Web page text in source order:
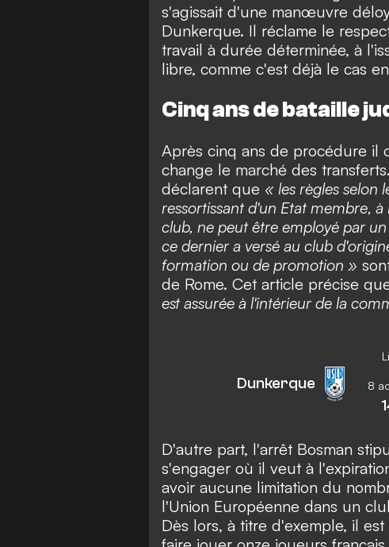
s'agissait d'une manœuvre
Dunkerque. Il réclame le
travail à durée déterminée, à
libre, comme c'est déjà le cas
Cinq ans de bataille
Après cinq ans de procédure il
change le marché des
déclarent que « les règles selon
ressortissant d'un Etat membre,
club, ne peut être employé par
ce dernier a versé au club
formation ou de promotion »
de Rome. Cet article précise
est assurée à l'intérieur de la
Dunkerque 8
D'autre part, l'arrêt Bosman
s'engager où il veut à
avoir aucune limitation du
l'Union Européenne dans un
Dès lors, à titre d'exemple, il